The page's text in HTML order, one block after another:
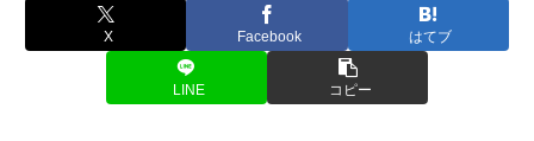
X Facebook はてブ
LINE コピー